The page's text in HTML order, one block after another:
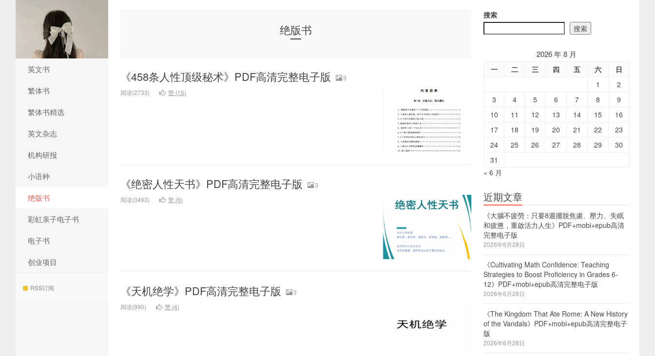
英文书
繁体书
繁体书精选
英文杂志
机构研报
小语种
绝版书
彩虹亲子电子书
电子书
创业项目
RSS订阅
绝版书
《458条人性顶级秘术》PDF高清完整电子版
3
阅读(2733)
赞 (16)
《绝密人性天书》PDF高清完整电子版
3
阅读(3493)
赞 (6)
《天机绝学》PDF高清完整电子版
3
阅读(990)
赞 (4)
搜索
搜索
2026 年 8 月
一 二 三 四 五 六
日
1
2
3
4 5 6 7 8
9
10
11 12 13 14 15
16
17
18 19 20 21 22
23
24
25 26 27 28 29
30
31
« 6 月
近期文章
《大腦不疲勞：只要8週擺脫焦慮、壓力、失眠
和疲憊，重啟活力人生》PDF+mobi+epub高清
完整电子版
2026年6月28日
《Cultivating Math Confidence: Teaching
Strategies to Boost Proficiency in Grades 6-
12》PDF+mobi+epub高清完整电子版
2026年6月28日
《The Kingdom That Ate Rome: A New History
of the Vandals》PDF+mobi+epub高清完整电子
版
2026年6月28日